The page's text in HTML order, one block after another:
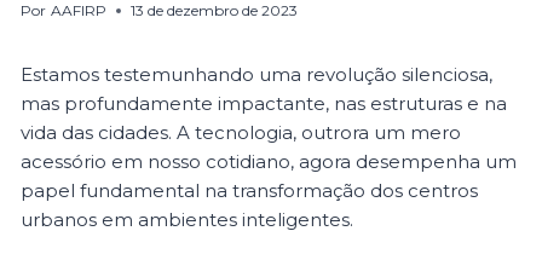
Por AAFIRP 13 de dezembro de 2023
Estamos testemunhando uma revolução silenciosa,
mas profundamente impactante, nas estruturas e na
vida das cidades. A tecnologia, outrora um mero
acessório em nosso cotidiano, agora desempenha um
papel fundamental na transformação dos centros
urbanos em ambientes inteligentes.